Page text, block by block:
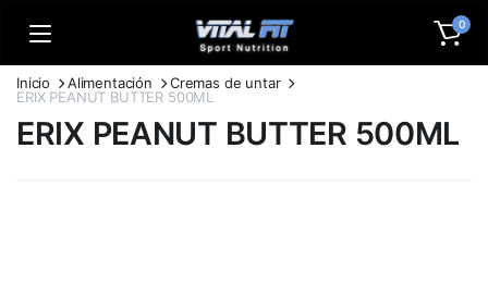
0
Inicio Alimentación
Cremas de untar
ERIX PEANUT BUTTER 500ML
ERIX PEANUT BUTTER 500ML